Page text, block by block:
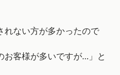
れない方が多かったので
お客様が多いですが…」と